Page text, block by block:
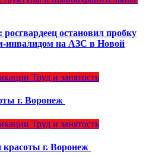
остановил пробку
инвалидом на АЗС в Новой
Труд и занятость
г. Воронеж
Труд и занятость
г. Воронеж